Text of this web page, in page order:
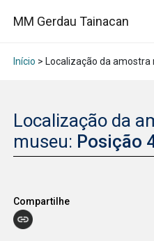
MM Gerdau Tainacan
Início > Localização da amostra
Localização da
museu: Posição
Compartilhe